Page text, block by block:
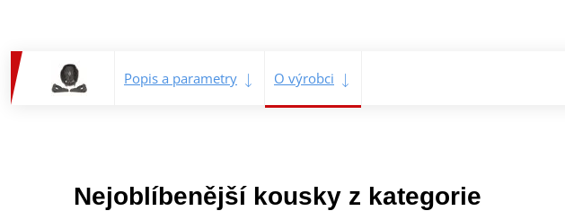
Popis a parametry O výrobci
Nejoblíbenější kousky z kategorie